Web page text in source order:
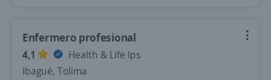
Enfermero profesional
4,1
Health & Life Ips
Ibagué, Tolima